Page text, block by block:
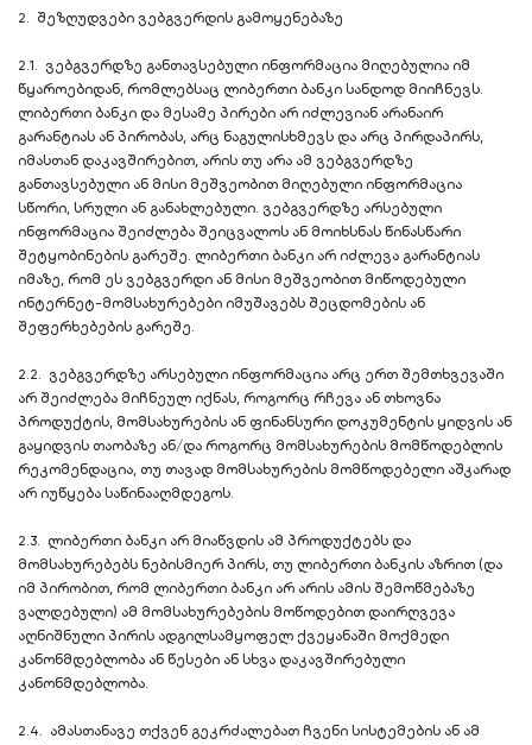
2. შეზღუდვები ვებგვერდის გამოყენებაზე
2.1. ვებგვერდზე განთავსებული ინფორმაცია მიღებულია იმ
წყაროებიდან, რომლებსაც ლიბერთი ბანკი სანდოდ მიიჩნევს.
ლიბერთი ბანკი და მესამე პირები არ იძლევიან არანაირ
გარანტიას ან პირობას, არც ნაგულისხმევს და არც პირდაპირს,
იმასთან დაკავშირებით, არის თუ არა ამ ვებგვერდზე
განთავსებული ან მისი მეშვეობით მიღებული ინფორმაცია
სწორი, სრული ან განახლებული. ვებგვერდზე არსებული
ინფორმაცია შეიძლება შეიცვალოს ან მოიხსნას წინასწარი
შეტყობინების გარეშე. ლიბერთი ბანკი არ იძლევა გარანტიას
იმაზე, რომ ეს ვებგვერდი ან მისი მეშვეობით მიწოდებული
ინტერნეტ-მომსახურებები იმუშავებს შეცდომების ან
შეფერხებების გარეშე.
2.2. ვებგვერდზე არსებული ინფორმაცია არც ერთ შემთხვევაში
არ შეიძლება მიჩნეულ იქნას, როგორც რჩევა ან თხოვნა
პროდუქტის, მომსახურების ან ფინანსური დოკუმენტის ყიდვის ან
გაყიდვის თაობაზე ან/და როგორც მომსახურების მომწოდებლის
რეკომენდაცია, თუ თავად მომსახურების მომწოდებელი აშკარად
არ იუწყება საწინააღმდეგოს.
2.3. ლიბერთი ბანკი არ მიაწვდის ამ პროდუქტებს და
მომსახურებებს ნებისმიერ პირს, თუ ლიბერთი ბანკის აზრით (და
იმ პირობით, რომ ლიბერთი ბანკი არ არის ამის შემოწმებაზე
ვალდებული) ამ მომსახურებების მოწოდებით დაირღვევა
აღნიშნული პირის ადგილსამყოფელ ქვეყანაში მოქმედი
კანონმდებლობა ან წესები ან სხვა დაკავშირებული
კანონმდებლობა.
2.4. ამასთანავე თქვენ გეკრძალებათ ჩვენი სისტემების ან ამ